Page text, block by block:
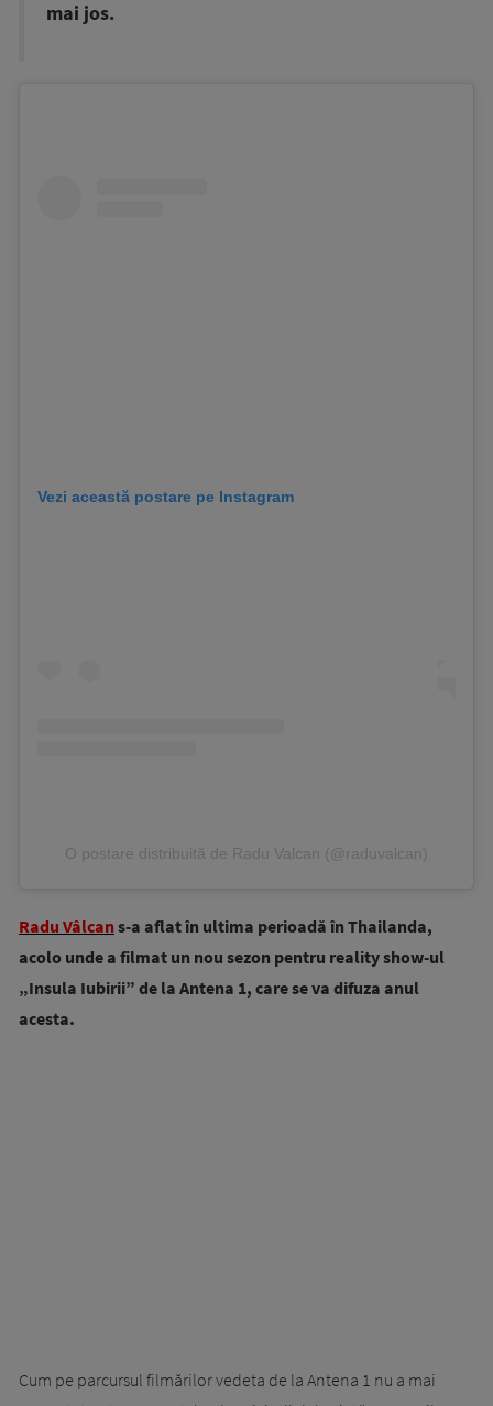
mai jos.
Vezi această postare pe Instagram
O postare distribuită de Radu Valcan (@raduvalcan)
Radu Vâlcans-a aflat în ultima perioadă în Thailanda,
acolo unde a filmat un nou sezon pentru reality show-ul
„Insula Iubirii” de la Antena 1, care se va difuza anul
acesta.
Cum pe parcursul filmărilor vedeta de la Antena 1 nu a mai